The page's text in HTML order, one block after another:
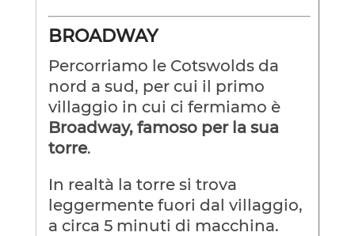
BROADWAY
Percorriamo le Cotswolds da
nord a sud, per cui il primo
villaggio in cui ci fermiamo è
Broadway, famoso per la sua
torre.
In realtà la torre si trova
leggermente fuori dal villaggio,
a circa 5 minuti di macchina.